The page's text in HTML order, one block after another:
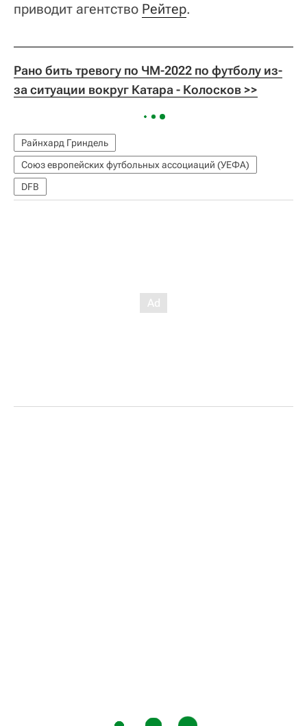
приводит агентство Рейтер.
Рано бить тревогу по ЧМ-2022 по футболу из-
за ситуации вокруг Катара - Колосков >>
Райнхард Гриндель
Союз европейских футбольных ассоциаций (УЕФА)
DFB